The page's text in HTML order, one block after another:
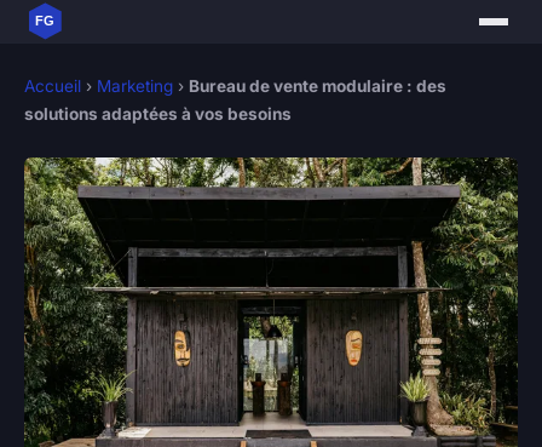
Accueil › Marketing › Bureau de vente modulaire : des
solutions adaptées à vos besoins